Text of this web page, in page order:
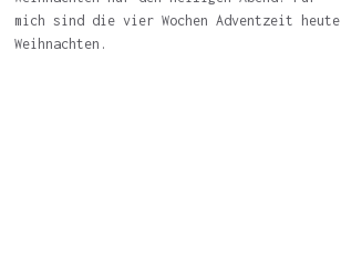
mich sind die vier Wochen Adventzeit heute
Weihnachten.